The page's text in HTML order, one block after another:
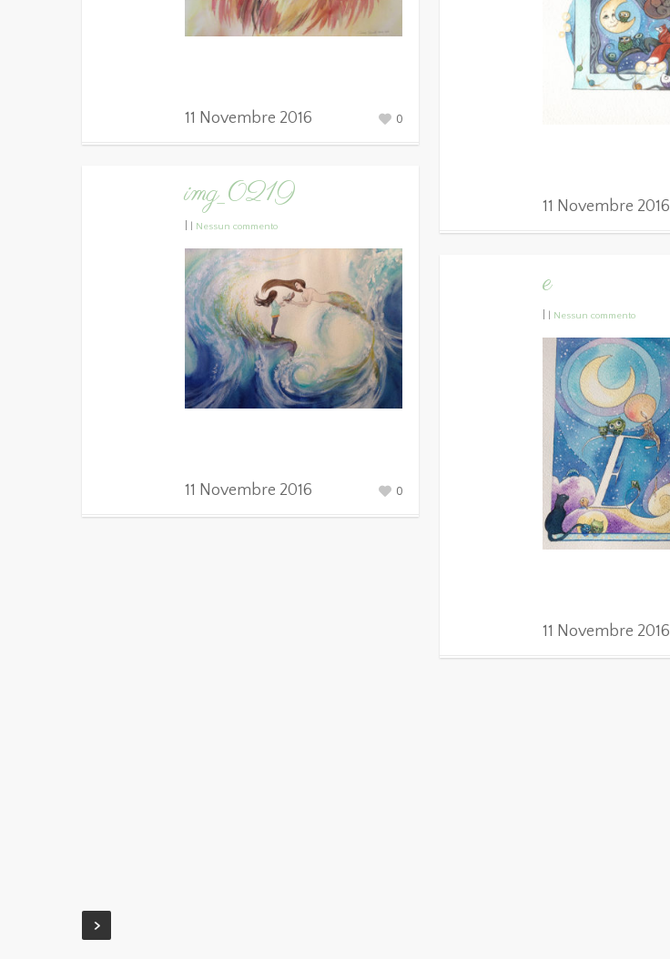
11 Novembre 2016 0
11 Novembre 2016
img_0219
Nessun commento
11 Novembre 2016 0
e
Nessun commento
11 Novembre 2016